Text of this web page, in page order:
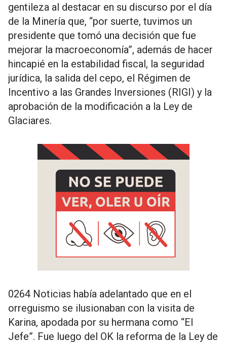
gentileza al destacar en su discurso por el día
de la Minería que, “por suerte, tuvimos un
presidente que tomó una decisión que fue
mejorar la macroeconomía”, además de hacer
hincapié en la estabilidad fiscal, la seguridad
jurídica, la salida del cepo, el Régimen de
Incentivo a las Grandes Inversiones (RIGI) y la
aprobación de la modificación a la Ley de
Glaciares.
0264 Noticias había adelantado que en el
orreguismo se ilusionaban con la visita de
Karina, apodada por su hermana como “El
Jefe”. Fue luego del OK la reforma de la Ley de